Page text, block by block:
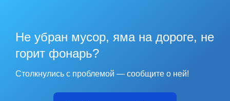
Не убран мусор, яма на дороге, не
горит фонарь?
Столкнулись с проблемой — сообщите о ней!